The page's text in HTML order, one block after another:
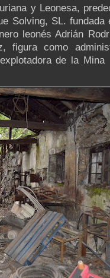
y Leonesa,
Solving, SL. fundada
leonés Adrián
figura como
de la Mina